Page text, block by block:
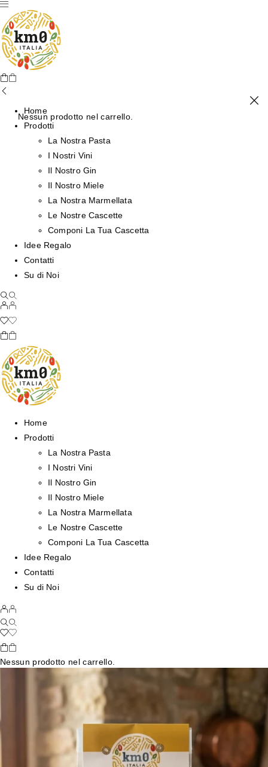
Nessun prodotto nel carrello.
Home
Prodotti
La Nostra Pasta
I Nostri Vini
Il Nostro Gin
Il Nostro Miele
La Nostra Marmellata
Le Nostre Cascette
Componi La Tua Cascetta
Idee Regalo
Contatti
Su di Noi
Home
Prodotti
La Nostra Pasta
I Nostri Vini
Il Nostro Gin
Il Nostro Miele
La Nostra Marmellata
Le Nostre Cascette
Componi La Tua Cascetta
Idee Regalo
Contatti
Su di Noi
Nessun prodotto nel carrello.